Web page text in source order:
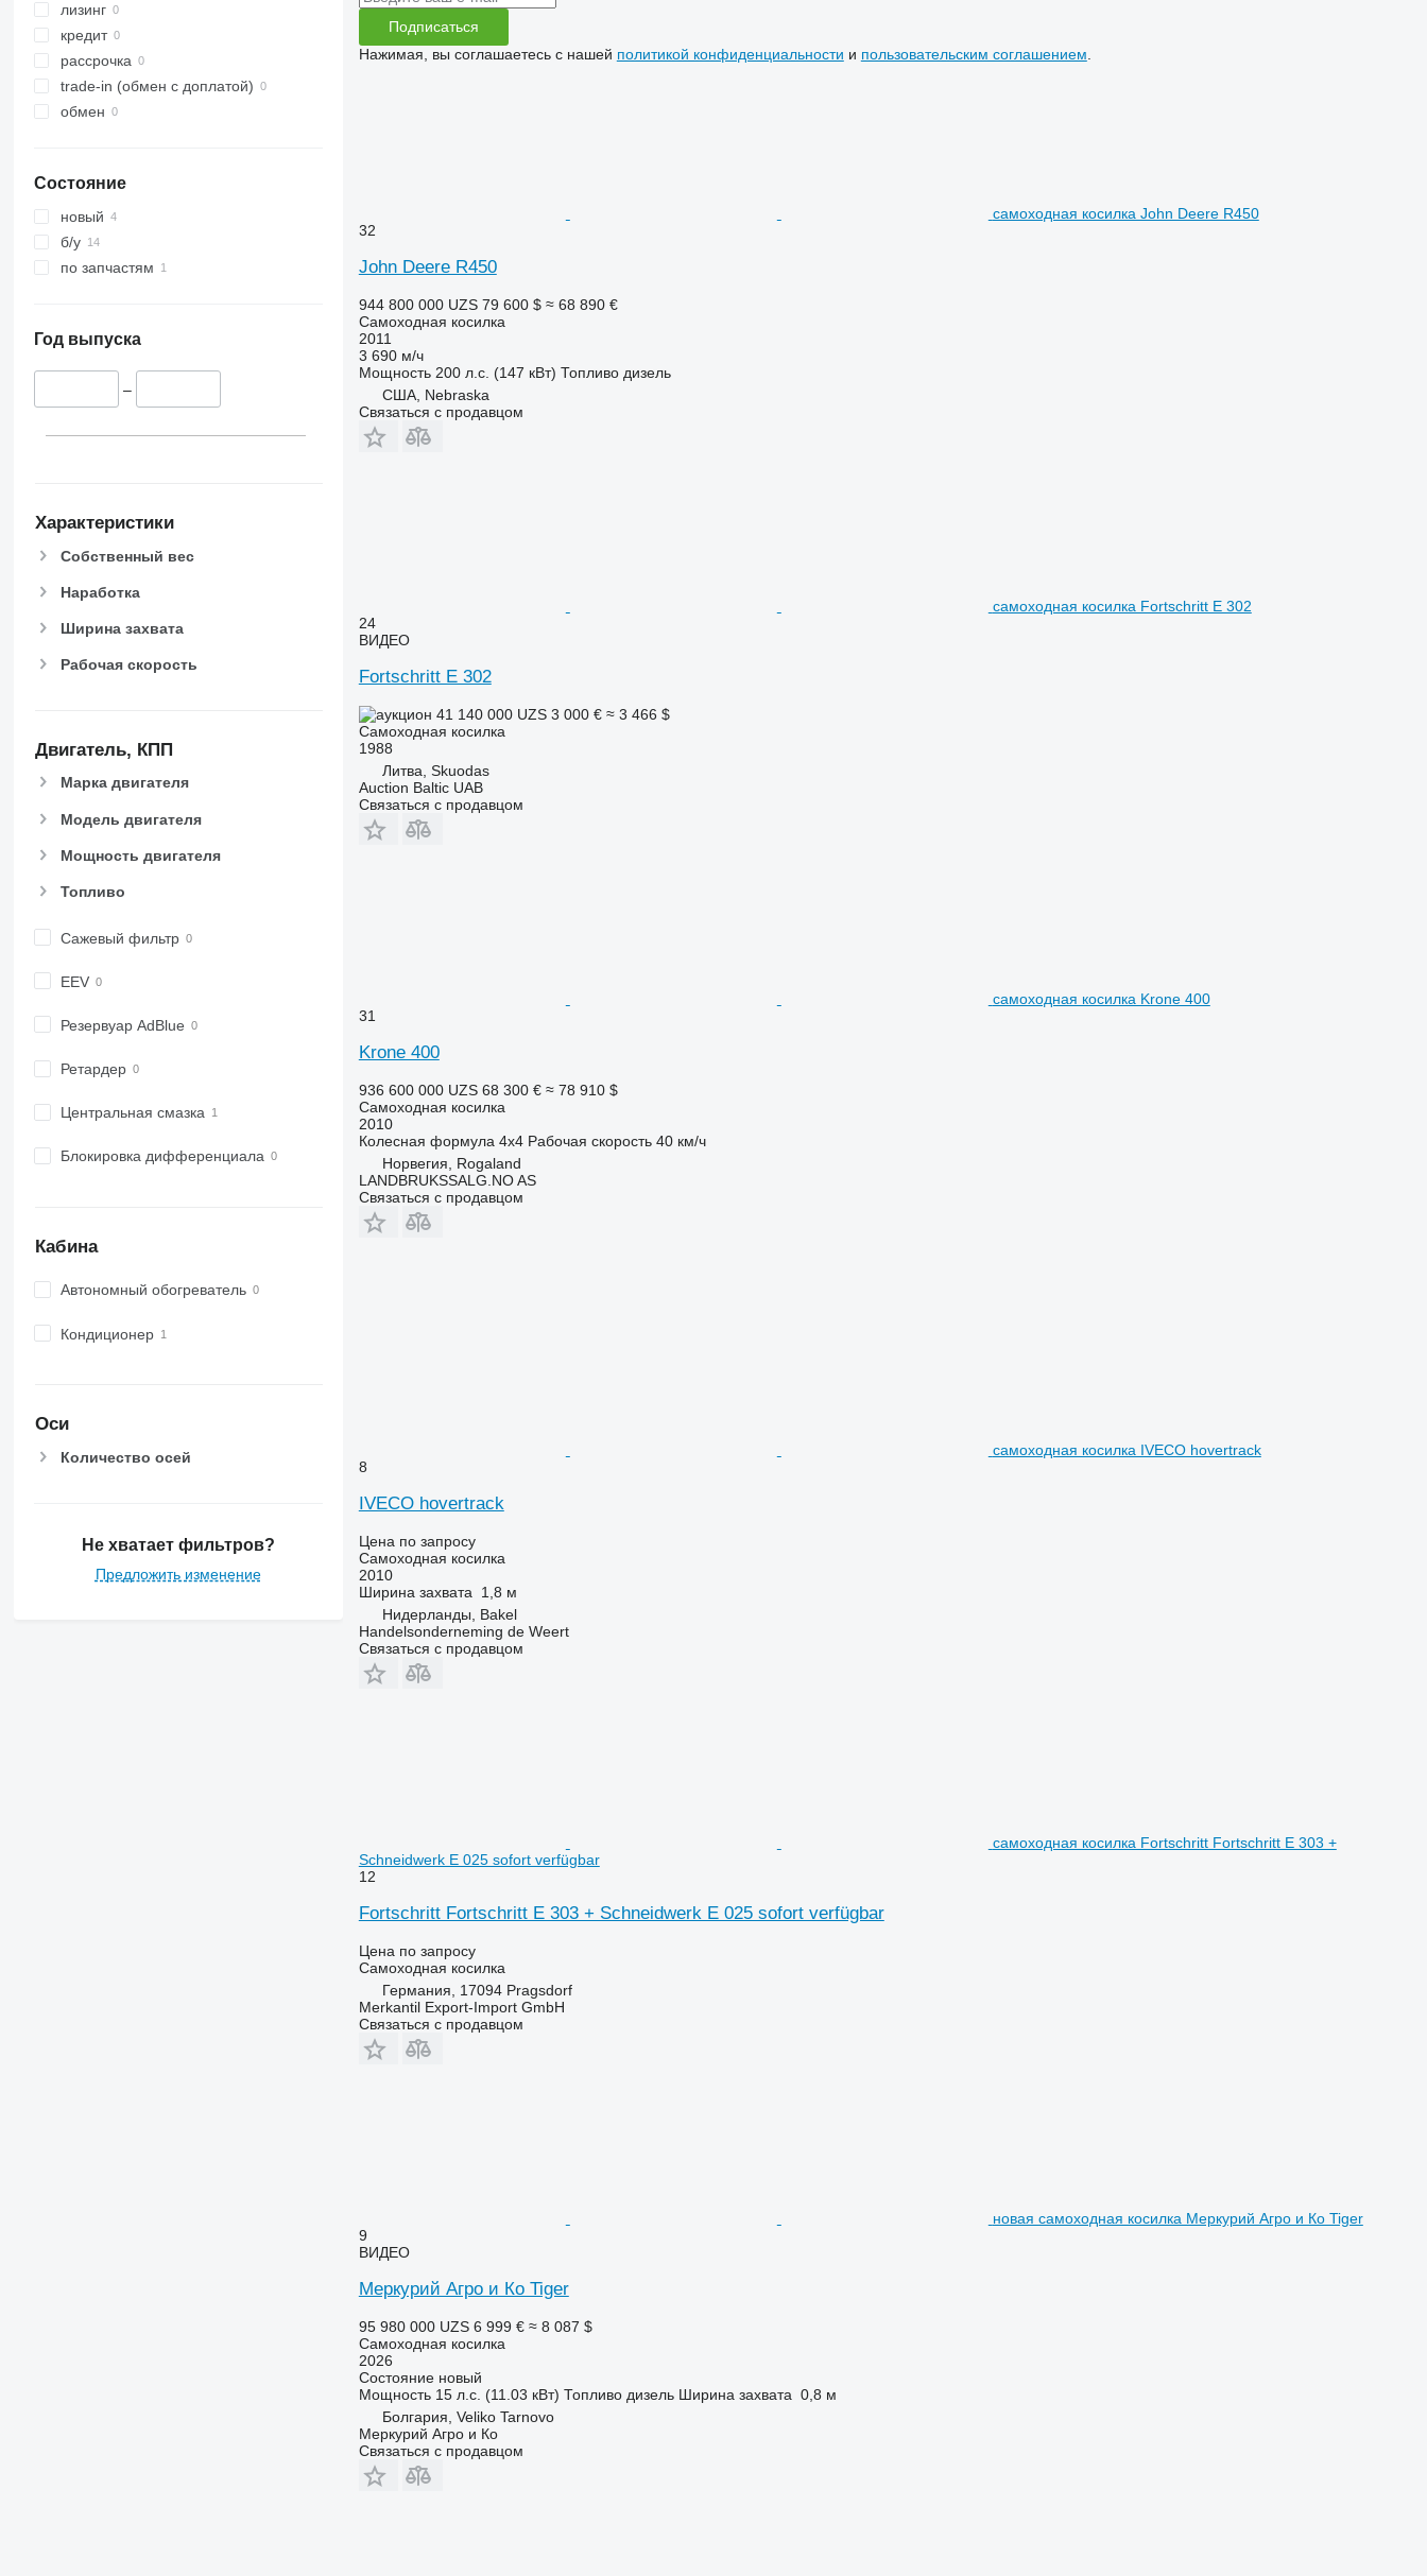
лизинг
кредит
рассрочка
trade-in (обмен с доплатой)
обмен
Состояние
новый
б/у
по запчастям
Год выпуска
–
Характеристики
Собственный вес
Наработка
Ширина захвата
Рабочая скорость
Двигатель, КПП
Марка двигателя
Модель двигателя
Мощность двигателя
Топливо
Сажевый фильтр
EEV
Резервуар AdBlue
Ретардер
Центральная смазка
Блокировка дифференциала
Кабина
Автономный обогреватель
Кондиционер
Оси
Количество осей
Не хватает фильтров?
Предложить изменение
Подписаться
Нажимая, вы соглашаетесь с нашей политикой конфиденциальности и пользовательским соглашением
самоходная косилка John Deere R450
32
John Deere R450
944 800 000 UZS 79 600 $ ≈ 68 890 €
Самоходная косилка
2011
3 690 м/ч
Мощность 200 л.с. (147 кВт) Топливо дизель
США, Nebraska
Связаться с продавцом
самоходная косилка Fortschritt E 302
24
ВИДЕО
Fortschritt E 302
41 140 000 UZS 3 000 € ≈ 3 466 $
Самоходная косилка
1988
Литва, Skuodas
Auction Baltic UAB
Связаться с продавцом
самоходная косилка Krone 400
31
Krone 400
936 600 000 UZS 68 300 € ≈ 78 910 $
Самоходная косилка
2010
Колесная формула 4x4 Рабочая скорость 40 км/ч
Норвегия, Rogaland
LANDBRUKSSALG.NO AS
Связаться с продавцом
самоходная косилка IVECO hovertrack
8
IVECO hovertrack
Цена по запросу
Самоходная косилка
2010
Ширина захвата
1,8 м
Нидерланды, Bakel
Handelsonderneming de Weert
Связаться с продавцом
самоходная косилка Fortschritt Fortschritt E 303 +
Schneidwerk E 025 sofort verfügbar
12
Fortschritt Fortschritt E 303 + Schneidwerk E 025 sofort verfügbar
Цена по запросу
Самоходная косилка
Германия, 17094 Pragsdorf
Merkantil Export-Import GmbH
Связаться с продавцом
новая самоходная косилка Меркурий Агро и Ко Tiger
9
ВИДЕО
Меркурий Агро и Ко Tiger
95 980 000 UZS 6 999 € ≈ 8 087 $
Самоходная косилка
2026
Состояниеновый
Мощность 15 л.с. (11.03 кВт) Топливо дизель Ширина захвата 0,8 м
Болгария, Veliko Tarnovo
Меркурий Агро и Ко
Связаться с продавцом